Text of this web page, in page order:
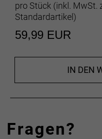
pro Stück (inkl. MwSt.
Standardartikel)
59,99 EUR
IN DEN
Fragen?